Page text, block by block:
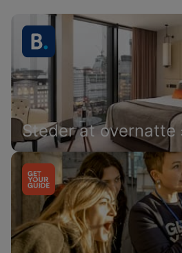
Steder at overnatte